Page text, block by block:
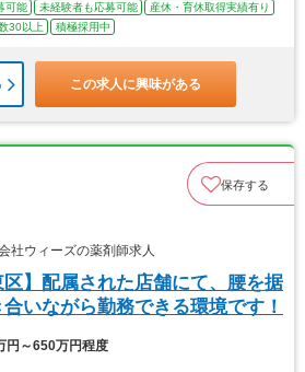
可能 未経験者も応募可能
産休・育休取得実績有り
30以上 積極採用中
この求人に興味がある
保存する
社ウィーズの薬剤師求人
区】配属された店舗にて、腰を据
いながら勤務できる環境です！
円～650万円程度